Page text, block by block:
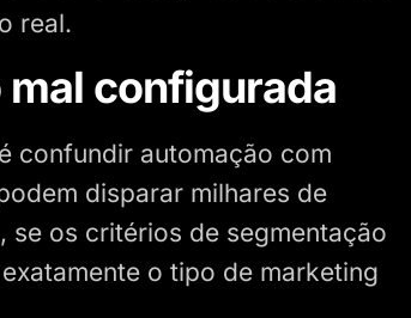
real.
configurada
confundir automação com
disparar milhares de
se os critérios de segmentação
o tipo de marketing